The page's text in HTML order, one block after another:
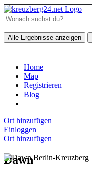
Alle Ergebnisse anzeigen
Home
Map
Registrieren
Blog
Ort hinzufügen
Einloggen
Ort hinzufügen
Dawn